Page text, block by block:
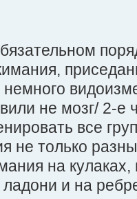
не мозг/ 2-е
все
не только
на кулаках,
и на